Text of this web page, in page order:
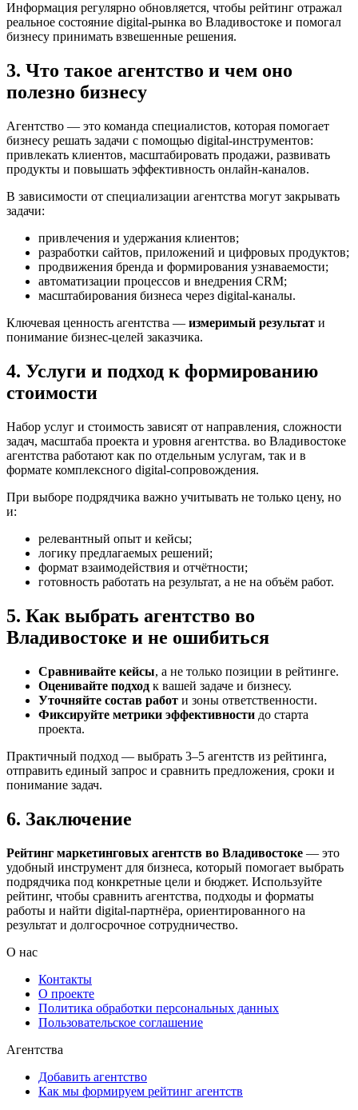
Информация регулярно обновляется, чтобы рейтинг отражал
реальное состояние digital-рынка во Владивостоке и помогал
бизнесу принимать взвешенные решения.
3. Что такое агентство и чем оно
полезно бизнесу
Агентство — это команда специалистов, которая помогает
бизнесу решать задачи с помощью digital-инструментов:
привлекать клиентов, масштабировать продажи, развивать
продукты и повышать эффективность онлайн-каналов.
В зависимости от специализации агентства могут закрывать
задачи:
привлечения и удержания клиентов;
разработки сайтов, приложений и цифровых продуктов;
продвижения бренда и формирования узнаваемости;
автоматизации процессов и внедрения CRM;
масштабирования бизнеса через digital-каналы.
Ключевая ценность агентства — измеримый результат и
понимание бизнес-целей заказчика.
4. Услуги и подход к формированию
стоимости
Набор услуг и стоимость зависят от направления, сложности
задач, масштаба проекта и уровня агентства. во Владивостоке
агентства работают как по отдельным услугам, так и в
формате комплексного digital-сопровождения.
При выборе подрядчика важно учитывать не только цену, но
и:
релевантный опыт и кейсы;
логику предлагаемых решений;
формат взаимодействия и отчётности;
готовность работать на результат, а не на объём работ.
5. Как выбрать агентство во
Владивостоке и не ошибиться
Сравнивайте кейсы, а не только позиции в рейтинге.
Оценивайте подход к вашей задаче и бизнесу.
Уточняйте состав работ и зоны ответственности.
Фиксируйте метрики эффективности до старта
проекта.
Практичный подход — выбрать 3–5 агентств из рейтинга,
отправить единый запрос и сравнить предложения, сроки и
понимание задач.
6. Заключение
Рейтинг маркетинговых агентств во Владивостоке — это
удобный инструмент для бизнеса, который помогает выбрать
подрядчика под конкретные цели и бюджет. Используйте
рейтинг, чтобы сравнить агентства, подходы и форматы
работы и найти digital-партнёра, ориентированного на
результат и долгосрочное сотрудничество.
О нас
Контакты
О проекте
Политика обработки персональных данных
Пользовательское соглашение
Агентства
Добавить агентство
Как мы формируем рейтинг агентств